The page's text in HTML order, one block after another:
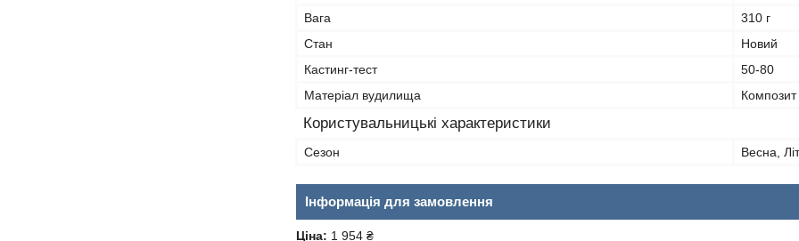
Вага
310 г
Стан
Новий
Кастинг-тест
50-80
Матеріал вудилища
Композит
Користувальницькі характеристики
Сезон Весна,
Інформація для замовлення
Ціна: 1 954 ₴